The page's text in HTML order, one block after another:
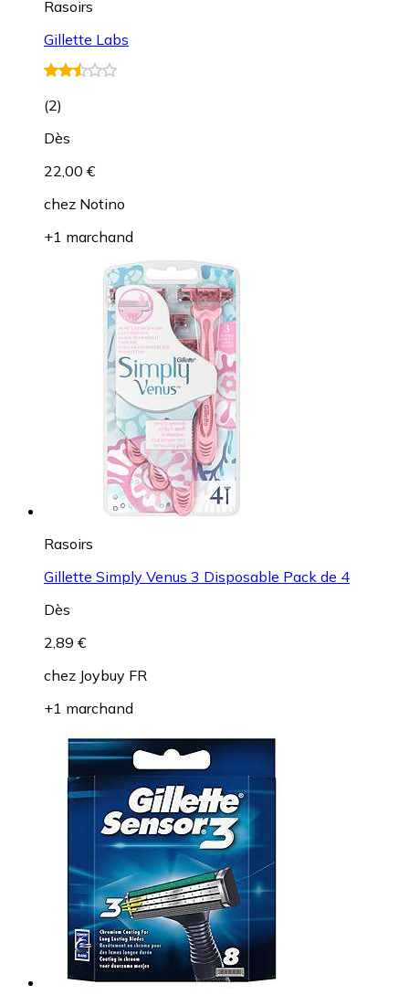
Rasoirs
Gillette Labs
(2)
Dès
22,00 €
chez Notino
+1 marchand
Rasoirs
Gillette Simply Venus 3 Disposable Pack de 4
Dès
2,89 €
chez Joybuy FR
+1 marchand